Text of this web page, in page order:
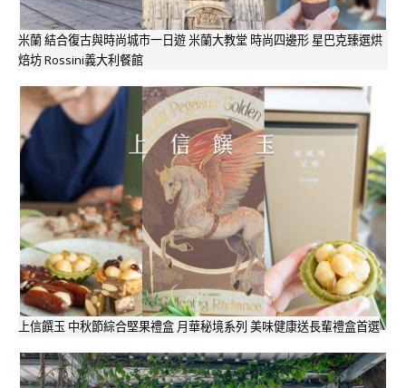
米蘭 結合復古與時尚城市一日遊 米蘭大教堂 時尚四邊形 星巴克臻選烘
焙坊 Rossini義大利餐館
上信饌玉 中秋節綜合堅果禮盒 月華秘境系列 美味健康送長輩禮盒首選